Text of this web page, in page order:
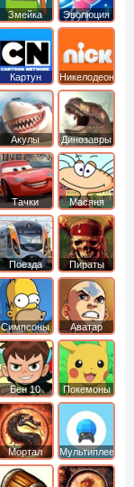
Змейка Эволюция
Картун
нетворк
Никелодеон
Акулы Динозавры
Тачки Масяня
Поезда
Пираты
Карибского
Моря
Симпсоны
Аватар
легенда об
Аанге
Бен 10 Покемоны
Мортал
комбат
Мультиплеер